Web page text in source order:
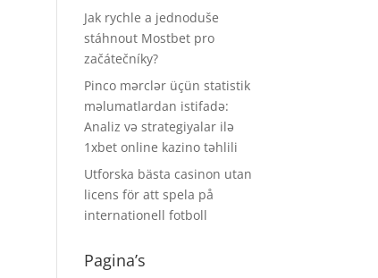
Jak rychle a jednoduše
stáhnout Mostbet pro
začátečníky?
Pinco mərclər üçün statistik
məlumatlardan istifadə:
Analiz və strategiyalar ilə
1xbet online kazino təhlili
Utforska bästa casinon utan
licens för att spela på
internationell fotboll
Pagina’s